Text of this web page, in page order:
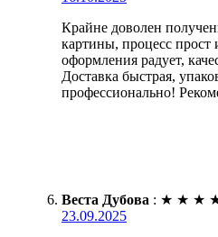
Крайне доволен
картины, процесс
оформления радует,
Доставка быстрая,
профессионально!
Веста Дубова : ★ ★ ★
23.09.2025